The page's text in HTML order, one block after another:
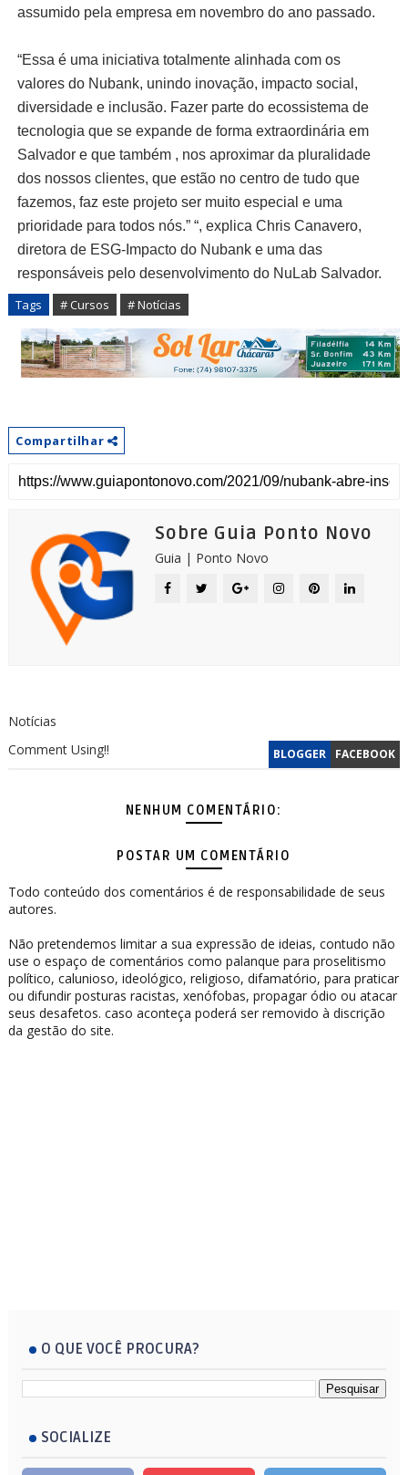
assumido pela empresa em novembro do ano passado.
“Essa é uma iniciativa totalmente alinhada com os
valores do Nubank, unindo inovação, impacto social,
diversidade e inclusão. Fazer parte do ecossistema de
tecnologia que se expande de forma extraordinária em
Salvador e que também , nos aproximar da pluralidade
dos nossos clientes, que estão no centro de tudo que
fazemos, faz este projeto ser muito especial e uma
prioridade para todos nós.” “, explica Chris Canavero,
diretora de ESG-Impacto do Nubank e uma das
responsáveis pelo desenvolvimento do NuLab Salvador.
Tags # Cursos # Notícias
Compartilhar
Sobre Guia Ponto Novo
Guia | Ponto Novo
Notícias
BLOGGER FACEBOOK
Comment Using!!
NENHUM COMENTÁRIO:
POSTAR UM COMENTÁRIO
Todo conteúdo dos comentários é de responsabilidade de seus
autores.
Não pretendemos limitar a sua expressão de ideias, contudo não
use o espaço de comentários como palanque para proselitismo
político, calunioso, ideológico, religioso, difamatório, para praticar
ou difundir posturas racistas, xenófobas, propagar ódio ou atacar
seus desafetos. caso aconteça poderá ser removido à discrição
da gestão do site.
O QUE VOCÊ PROCURA?
SOCIALIZE